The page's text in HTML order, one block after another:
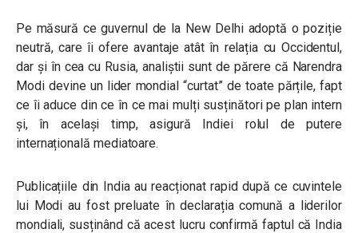
Pe măsură ce guvernul de la New Delhi adoptă o poziție
neutră, care îi ofere avantaje atât în relația cu Occidentul,
dar și în cea cu Rusia, analiștii sunt de părere că Narendra
Modi devine un lider mondial “curtat” de toate părțile, fapt
ce îi aduce din ce în ce mai mulți susținători pe plan intern
și, în același timp, asigură Indiei rolul de putere
internațională mediatoare.
Publicațiile din India au reacționat rapid după ce cuvintele
lui Modi au fost preluate în declarația comună a liderilor
mondiali, susținând că acest lucru confirmă faptul că India